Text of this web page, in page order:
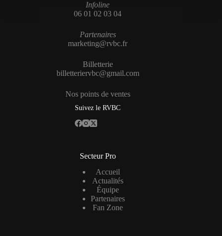
Infoline
06 01 02 03 04
Partenaires
marketing@rvbc.fr
Billetterie
billetteriervbc@gmail.com
Nos points de ventes
Suivez le RVBC
Secteur Pro
Accueil
Actualités
Équipe
Partenaires
Fan Zone